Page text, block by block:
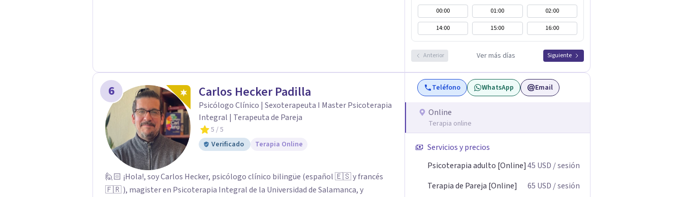
00:00 01:00
02:00
14:00
15:00 16:00
Anterior Ver más días Siguiente
6 Carlos Hecker Padilla
Psicólogo Clínico | Sexoterapeuta I Master Psicoterapia
Integral | Terapeuta de Pareja
5 / 5
Verificado
Terapia Online
🙋🏻 ¡Hola!, soy Carlos Hecker, psicólogo clínico bilingüe (español 🇪🇸 y francés
🇫🇷 ), magister en Psicoterapia Integral de la Universidad de Salamanca, y
Teléfono WhatsApp Email
Online
Terapia online
Servicios y precios
Psicoterapia adulto [Online]45 USD / sesión
Terapia de Pareja [Online]
65 USD / sesión